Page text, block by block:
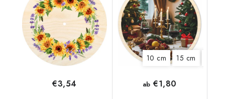
€3,54
10 cm 15 cm
ab €1,80